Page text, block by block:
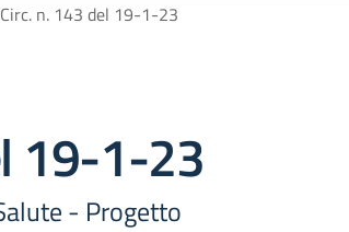
Circ. n. 143 del 19-1-23
19-1-23
- Progetto